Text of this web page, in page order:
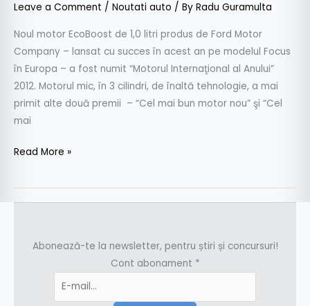
Leave a Comment / Noutati auto / By Radu Guramulta
Noul motor EcoBoost de 1,0 litri produs de Ford Motor
Company – lansat cu succes în acest an pe modelul Focus
în Europa – a fost numit “Motorul Internaţional al Anului”
2012. Motorul mic, în 3 cilindri, de înaltă tehnologie, a mai
primit alte două premii – “Cel mai bun motor nou” şi “Cel
mai
Read More »
Abonează-te la newsletter, pentru știri și concursuri!
Cont abonament *